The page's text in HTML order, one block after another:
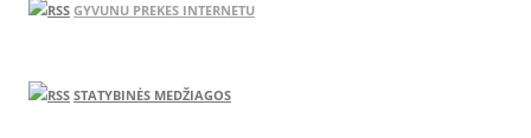
GYVUNU PREKES INTERNETU
STATYBINĖS MEDŽIAGOS